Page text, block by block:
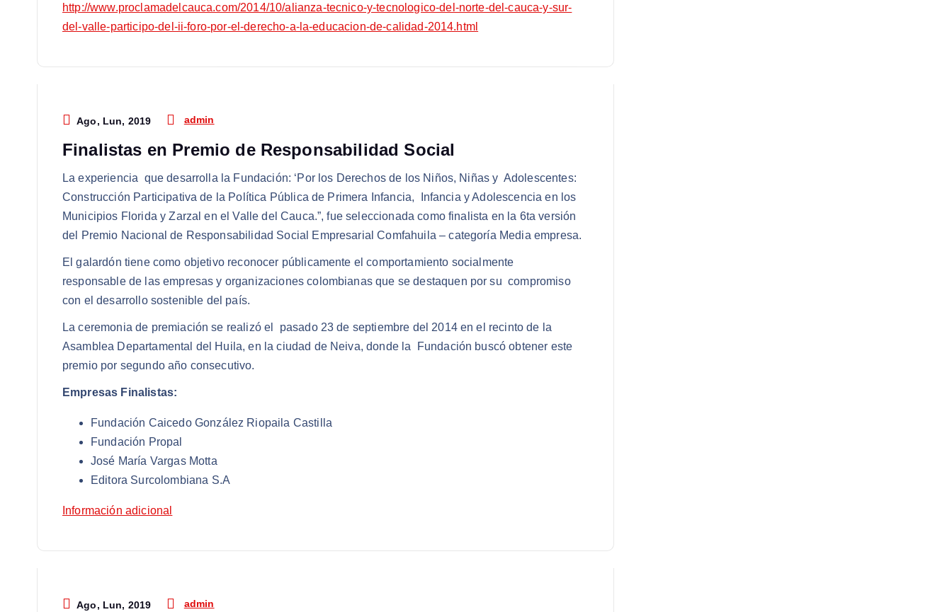
http://www.proclamadelcauca.com/2014/10/alianza-tecnico-y-tecnologico-del-norte-del-cauca-y-sur-
del-valle-participo-del-ii-foro-por-el-derecho-a-la-educacion-de-calidad-2014.html
Ago, Lun, 2019 admin
Finalistas en Premio de Responsabilidad Social
La experiencia que desarrolla la Fundación: ‘Por los Derechos de los Niños, Niñas y Adolescentes:
Construcción Participativa de la Política Pública de Primera Infancia, Infancia y Adolescencia en los
Municipios Florida y Zarzal en el Valle del Cauca.”, fue seleccionada como finalista en la 6ta versión
del Premio Nacional de Responsabilidad Social Empresarial Comfahuila – categoría Media empresa.
El galardón tiene como objetivo reconocer públicamente el comportamiento socialmente
responsable de las empresas y organizaciones colombianas que se destaquen por su compromiso
con el desarrollo sostenible del país.
La ceremonia de premiación se realizó el pasado 23 de septiembre del 2014 en el recinto de la
Asamblea Departamental del Huila, en la ciudad de Neiva, donde la Fundación buscó obtener este
premio por segundo año consecutivo.
Empresas Finalistas:
Fundación Caicedo González Riopaila Castilla
Fundación Propal
José María Vargas Motta
Editora Surcolombiana S.A
Información adicional
Ago, Lun, 2019 admin